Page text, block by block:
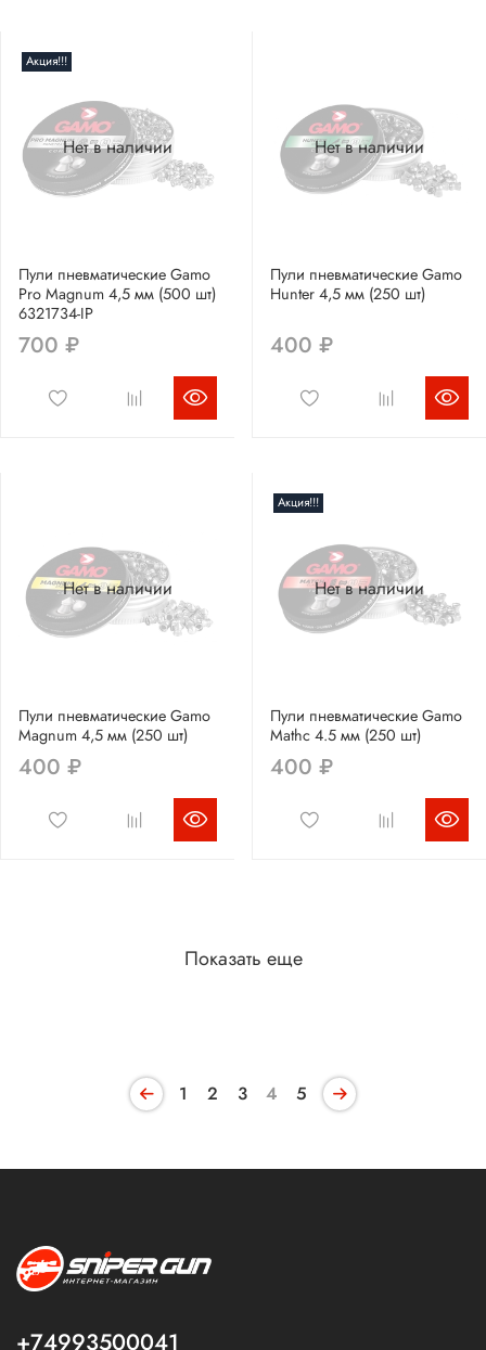
Нет в наличии
Акция!!!
Пули пневматические Gamo
Pro Magnum 4,5 мм (500 шт)
6321734-IP
700 ₽
Нет в наличии
Пули пневматические Gamo
Hunter 4,5 мм (250 шт)
400 ₽
Нет в наличии
Пули пневматические Gamo
Magnum 4,5 мм (250 шт)
400 ₽
Нет в наличии
Акция!!!
Пули пневматические Gamo
Mathc 4.5 мм (250 шт)
400 ₽
Показать еще
1 2 3 4 5
+74993500041